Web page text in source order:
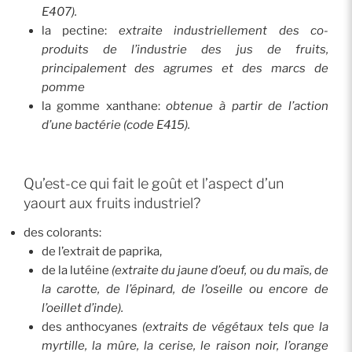
E407).
la pectine: extraite industriellement des co-
produits de l’industrie des jus de fruits,
principalement des agrumes et des marcs de
pomme
la gomme xanthane:obtenue à partir de l’action
d’une bactérie (code E415).
Qu’est-ce qui fait le goût et l’aspect d’un
yaourt aux fruits industriel?
des colorants:
de l’extrait de paprika,
de la lutéine (extraite du jaune d’oeuf, ou du maïs, de
la carotte, de l’épinard, de l’oseille ou encore de
l’oeillet d’inde).
des anthocyanes (extraits de végétaux tels que la
myrtille, la mûre, la cerise, le raison noir, l’orange